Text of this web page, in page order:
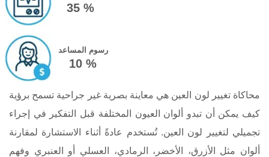
35 %
رسوم المساعد
10 %
محاكاة تغيير لون العين هي معاينة بصرية غير جراحية تسمح برؤية
كيف يمكن أن تبدو ألوان العيون المختلفة قبل التفكير في إجراء
تجميلي لتغيير لون العين. تُستخدم عادةً أثناء الاستشارة لمقارنة
ألوان مثل الأزرق، الأخضر، الرمادي، العسلي أو العنبري وفهم